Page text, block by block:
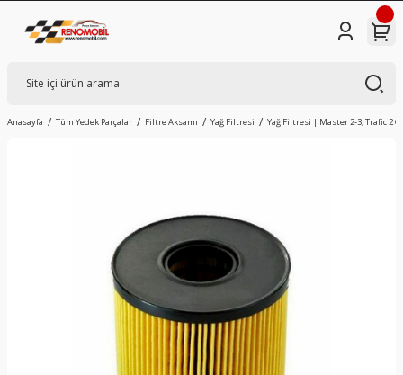
Anasayfa Tüm Yedek Parçalar Filtre Aksamı Yağ Filtresi Yağ Filtresi | Master 2-3, Trafic 2